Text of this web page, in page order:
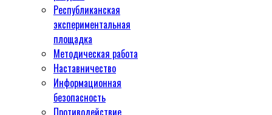
Республиканская
экспериментальная
площадка
Методическая работа
Наставничество
Информационная
безопасность
Противодействие